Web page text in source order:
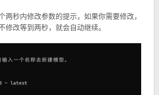
两秒内修改参数的提示，如果你需要修改，
修改等到两秒，就会自动继续。